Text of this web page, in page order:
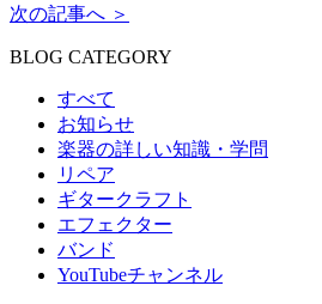
次の記事へ ＞
BLOG CATEGORY
すべて
お知らせ
楽器の詳しい知識・学問
リペア
ギタークラフト
エフェクター
バンド
YouTubeチャンネル